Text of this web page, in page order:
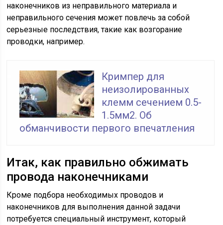
наконечников из неправильного материала и
неправильного сечения может повлечь за собой
серьезные последствия, такие как возгорание
проводки, например.
Кримпер для
неизолированных
клемм сечением 0.5-
1.5мм2. Об
обманчивости первого впечатления
Итак, как правильно обжимать
провода наконечниками
Кроме подбора необходимых проводов и
наконечников для выполнения данной задачи
потребуется специальный инструмент, который